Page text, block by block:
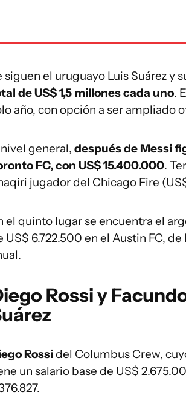
siguen el uruguayo Luis Suárez y
de US$ 1,5 millones cada uno.
año, con opción a ser ampliado
general, después de Messi
FC, con US$ 15.400.000.
jugador del Chicago Fire
el quinto lugar se encuentra el
US$ 6.722.500 en el Austin FC,
Rossi y
Rossi del Columbus Crew,
un salario base de US$